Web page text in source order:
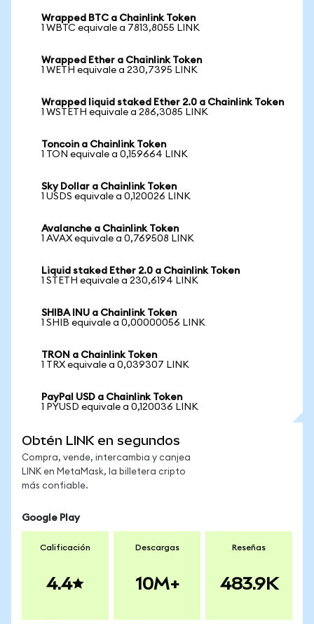
Wrapped BTC a Chainlink Token
1 WBTC equivale a 7813,8055 LINK
Wrapped Ether a Chainlink Token
1 WETH equivale a 230,7395 LINK
Wrapped liquid staked Ether 2.0 a Chainlink Token
1 WSTETH equivale a 286,3085 LINK
Toncoin a Chainlink Token
1 TON equivale a 0,159664 LINK
Sky Dollar a Chainlink Token
1 USDS equivale a 0,120026 LINK
Avalanche a Chainlink Token
1 AVAX equivale a 0,769508 LINK
Liquid staked Ether 2.0 a Chainlink Token
1 STETH equivale a 230,6194 LINK
SHIBA INU a Chainlink Token
1 SHIB equivale a 0,00000056 LINK
TRON a Chainlink Token
1 TRX equivale a 0,039307 LINK
PayPal USD a Chainlink Token
1 PYUSD equivale a 0,120036 LINK
Obtén LINK en segundos
Compra, vende, intercambia y canjea
LINK en MetaMask, la billetera cripto
más confiable.
Google Play
Calificación
4.4
Descargas
10M+
Reseñas
483.9K